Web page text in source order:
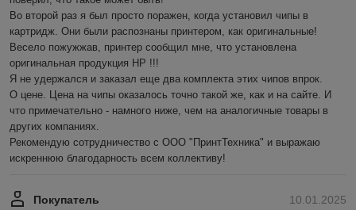
Во второй раз я был просто поражен, когда установил чипы в
картридж. Они были распознаны принтером, как оригинальные!
Весело пожужжав, принтер сообщил мне, что установлена
оригинальная продукция HP !!!
Я не удержался и заказал еще два комплекта этих чипов впрок.
О цене. Цена на чипы оказалось точно такой же, как и на сайте. И
что примечательно - намного ниже, чем на аналогичные товары в
других компаниях.
Рекомендую сотрудничество с ООО "ПринтТехника" и выражаю
искреннюю благодарность всем коллективу!
10.01.2025
Покупатель